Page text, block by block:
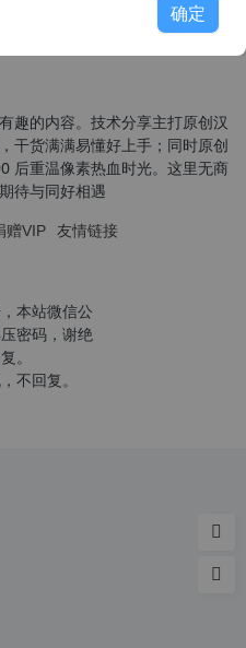
趣的内容。技术分享主打原创汉
干货满满易懂好上手；同时原创
后重温像素热血时光。这里无商
待与同好相遇
赠VIP 友情链接
本站微信公
密码，谢绝
。
不回复。
确定